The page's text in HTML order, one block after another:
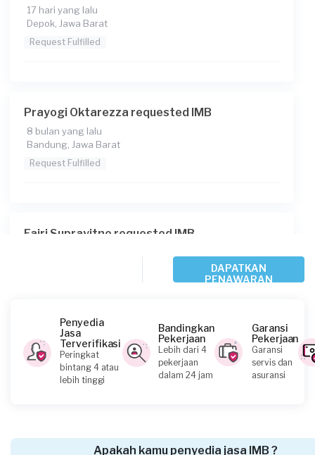
Konsumen ini menggunakan
17 hari yang lalu
Depok, Jawa Barat
Request Fulfilled
Prayogi Oktarezza requested IMB
8 bulan yang lalu
Bandung, Jawa Barat
Request Fulfilled
Fajri Suprayitno requested IMB
Reyhan requested IMB
11 bulan yang lalu
Bogor Kabupaten, Jawa Barat
DAPATKAN
PENAWARAN
Penyedia
Jasa
Terverifikasi
Peringkat
bintang 4 atau
lebih tinggi
Bandingkan
Pekerjaan
Lebih dari 4
pekerjaan
dalam 24 jam
Garansi
Pekerjaan
Garansi
servis dan
asuransi
Apakah kamu penyedia jasa IMB ?